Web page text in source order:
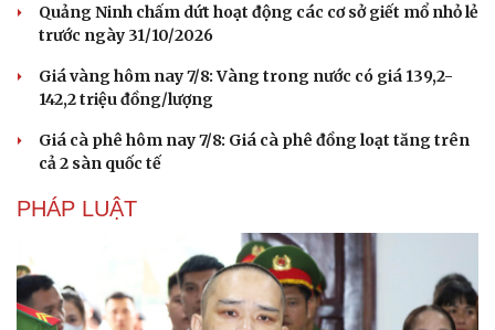
Quảng Ninh chấm dứt hoạt động các cơ sở giết mổ nhỏ lẻ
trước ngày 31/10/2026
Giá vàng hôm nay 7/8: Vàng trong nước có giá 139,2-
142,2 triệu đồng/lượng
Giá cà phê hôm nay 7/8: Giá cà phê đồng loạt tăng trên
cả 2 sàn quốc tế
PHÁP LUẬT